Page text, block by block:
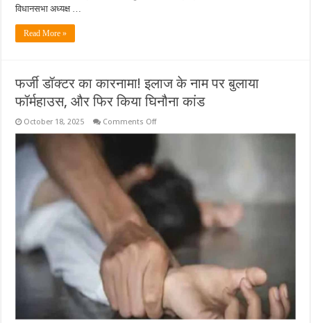
दी
जन्मदिन
की
विधानसभा अध्यक्ष …
Read More »
फर्जी डॉक्टर का कारनामा! इलाज के नाम पर बुलाया
फॉर्महाउस, और फिर किया घिनौना कांड
October 18, 2025 Comments Offon
कारनामा!
इलाज
फिर
किया
घिनौना